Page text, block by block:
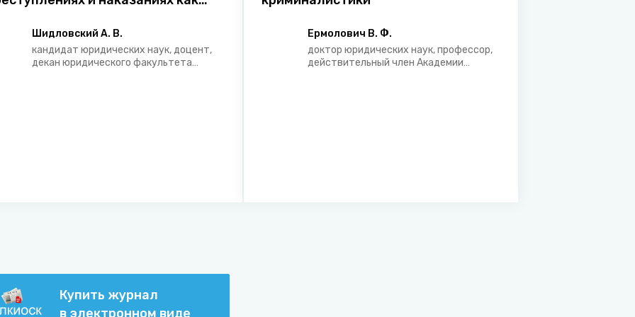
уголовной
Шидловский А. В.
кандидат юридических наук, доцент,
декан юридического факультета
Ермолович В. Ф.
доктор юридических наук, профессор,
действительный член Академии
Купить журнал
в электронном виде